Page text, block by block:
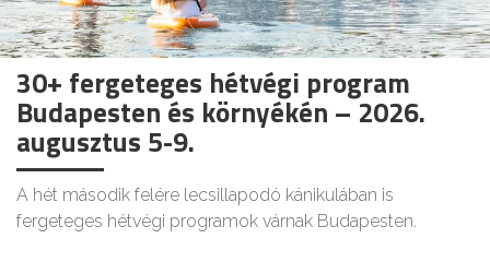
30+ fergeteges hétvégi program
Budapesten és környékén – 2026.
augusztus 5-9.
A hét második felére lecsillapodó kánikulában is
fergeteges hétvégi programok várnak Budapesten.